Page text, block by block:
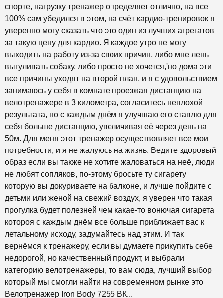
спорте, нагрузку тренажер определяет отлично, на все
100% сам убедился в этом, на счёт кардио-тренировок я
уверенно могу сказать что это один из лучших агрегатов
за такую цену для кардио. Я каждое утро не могу
выходить на работу из-за своих причин, либо мне лень
выгуливать собаку, либо просто не хочется,'но дома эти
все причины уходят на второй план, и я с удовольствием
занимаюсь у себя в комнате проезжая дистанцию на
велотренажере в 3 километра, согласитесь неплохой
результата, но с каждым днём я улучшаю его ставлю для
себя больше дистанцию, увеличивая её через день на
50м. Для меня этот тренажер осуществовляет все мои
потребности, и я не жалуюсь на жизнь. Ведите здоровый
образ если вы также не хотите жаловаться на неё, люди
не любят сопляков, по-этому бросьте ту сигарету
которую вы докуриваете на балконе, и лучше пойдите с
детьми или женой на свежий воздух, я уверен что такая
прогулка будет полезней чем какае-то вонючая сигарета
котороя с каждым днём все больше приближает вас к
летальному исходу, задумайтесь над этим. И так
вернёмся к тренажеру, если вы думаете прикупить себе
недорогой, но качественный продукт, и выбрали
категорию велотренажеры, то вам сюда, лучший выбор
который мы смогли найти на современном рынке это
Велотренажер Iron Body 7255 ВК...